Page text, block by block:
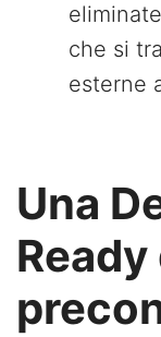
che si
esterne
Una